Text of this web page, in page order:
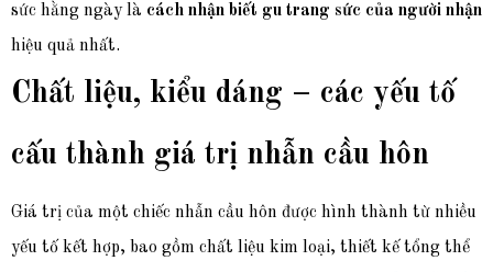
sức hằng ngày là cách nhận biết gu trang sức của người nhận
hiệu quả nhất.
Chất liệu, kiểu dáng – các yếu tố
cấu thành giá trị nhẫn cầu hôn
Giá trị của một chiếc nhẫn cầu hôn được hình thành từ nhiều
yếu tố kết hợp, bao gồm chất liệu kim loại, thiết kế tổng thể